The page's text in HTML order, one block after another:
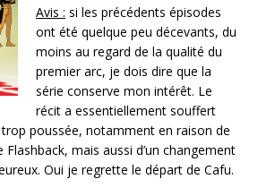
Avis : si les précédents épisodes
ont été quelque peu décevants, du
moins au regard de la qualité du
premier arc, je dois dire que la
série conserve mon intérêt. Le
récit a essentiellement souffert
trop poussée, notamment en raison de
mais aussi d’un changement
Oui je regrette le départ de Cafu.